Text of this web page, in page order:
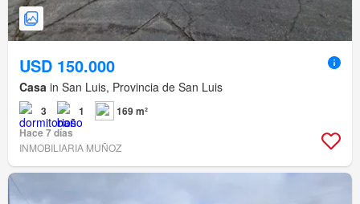
USD 150.000
Casa in San Luis, Provincia de San Luis
3 1
169 m²
Hace 7 días
INMOBILIARIA MUÑOZ